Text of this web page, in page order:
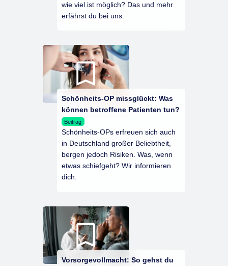
wie viel ist möglich? Das und mehr
erfährst du bei uns.
Schönheits-OP missglückt: Was
können betroffene Patienten tun?
Beitrag
Schönheits-OPs erfreuen sich auch
in Deutschland großer Beliebtheit,
bergen jedoch Risiken. Was, wenn
etwas schiefgeht? Wir informieren
dich.
Vorsorgevollmacht: So gehst du